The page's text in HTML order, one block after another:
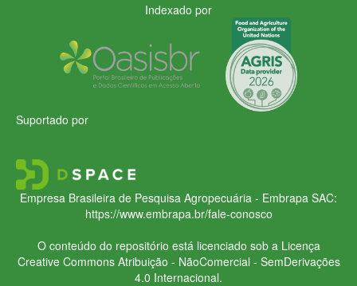
Indexado por
Suportado por
Empresa Brasileira de Pesquisa Agropecuária - Embrapa SAC:
https://www.embrapa.br/fale-conosco
O conteúdo do repositório está licenciado sob a Licença
Creative CommonsAtribuição - NãoComercial - SemDerivações
4.0 Internacional.